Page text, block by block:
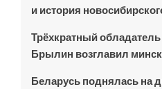
и история
Трёхкратный
Брылин возглавил
Беларусь поднялась на